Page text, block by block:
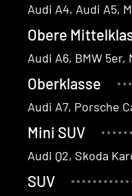
Audi A4, Audi A5,
Obere
Audi A6, BMW 5er,
Oberklasse
Audi A7, Porsche
Mini SUV
Audi Q2, Sko­da
SUV